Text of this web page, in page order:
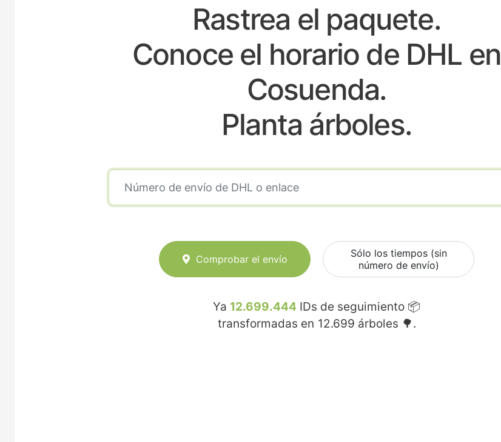
Rastrea el paquete.
Conoce el horario de DHL en
Cosuenda.
Planta árboles.
Comprobar el envío
Sólo los tiempos (sin
número de envío)
Ya 12.699.444 IDs de seguimiento 📦
transformadas en 12.699 árboles 🌳.